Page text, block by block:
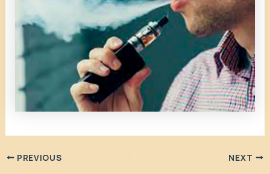
PREVIOUS NEXT